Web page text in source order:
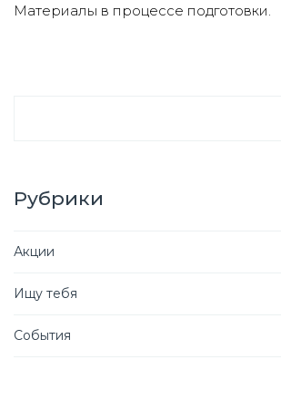
Материалы в процессе подготовки.
Рубрики
Акции
Ищу тебя
События